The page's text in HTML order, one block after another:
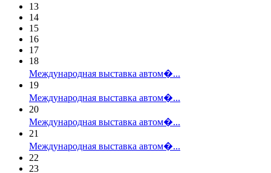
13
14
15
16
17
18
Международная выставка автом�...
19
Международная выставка автом�...
20
Международная выставка автом�...
21
Международная выставка автом�...
22
23